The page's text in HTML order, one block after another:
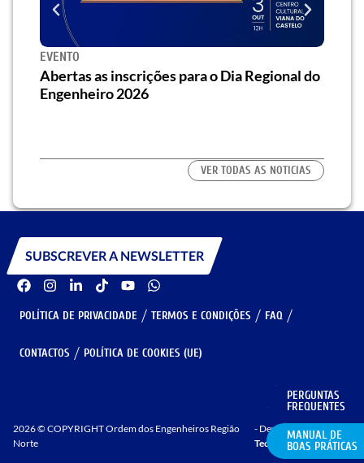
EVENTO
Abertas as inscrições para o Dia Regional do
Engenheiro 2026
VER TODAS AS NOTICIAS
PERGUNTAS
FREQUENTES
MANUAL DE
BOAS PRÁTICAS
SUBSCREVER A NEWSLETTER
POLÍTICA DE PRIVACIDADE TERMOS E CONDIÇÕES FAQ
CONTACTOS POLÍTICA DE COOKIES (UE)
GERIR COOKIES
2026 © COPYRIGHT Ordem dos Engenheiros Região
Norte
- Developed by
Techy.pt